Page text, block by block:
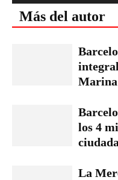
Más del autor
Marina
los 4
La